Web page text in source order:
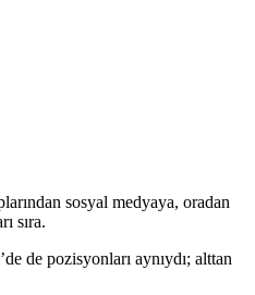
sosyal medyaya, oradan
sıra.
de pozisyonları aynıydı; alttan